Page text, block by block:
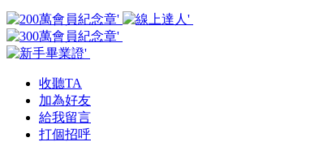
收聽TA
加為好友
給我留言
打個招呼